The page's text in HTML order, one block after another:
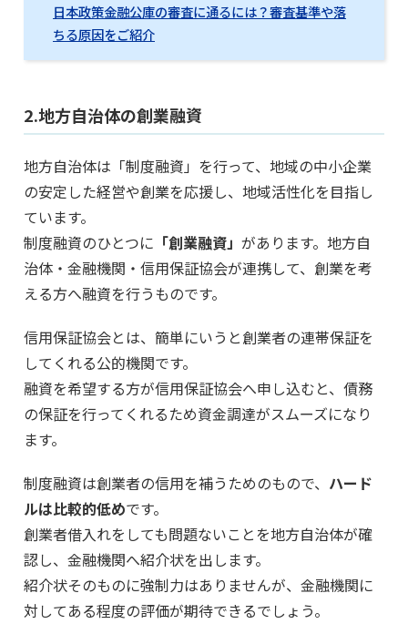
日本政策金融公庫の審査に通るには？審査基準や落
ちる原因をご紹介
2.地方自治体の創業融資
地方自治体は「制度融資」を行って、地域の中小企業
の安定した経営や創業を応援し、地域活性化を目指し
ています。
制度融資のひとつに 「創業融資」 があります。地方自
治体・金融機関・信用保証協会が連携して、創業を考
える方へ融資を行うものです。
信用保証協会とは、簡単にいうと創業者の連帯保証を
してくれる公的機関です。
融資を希望する方が信用保証協会へ申し込むと、債務
の保証を行ってくれるため資金調達がスムーズになり
ます。
制度融資は創業者の信用を補うためのもので、 ハード
ルは比較的低めです。
創業者借入れをしても問題ないことを地方自治体が確
認し、金融機関へ紹介状を出します。
紹介状そのものに強制力はありませんが、金融機関に
対してある程度の評価が期待できるでしょう。